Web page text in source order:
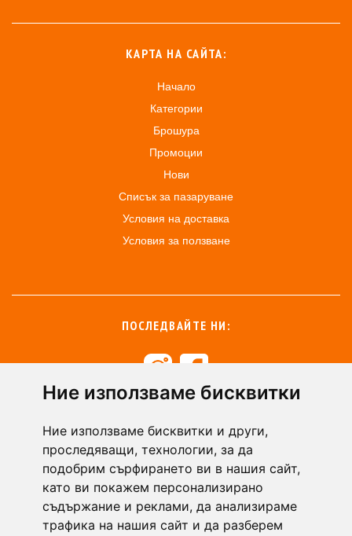
Ние използваме бисквитки
Ние използваме бисквитки и други,
проследяващи, технологии, за да
подобрим сърфирането ви в нашия сайт,
като ви покажем персонализирано
съдържание и реклами, да анализираме
трафика на нашия сайт и да разберем
КАРТА НА САЙТА:
Начало
Категории
Брошура
Промоции
Нови
Списък за пазаруване
Условия на доставка
Условия за ползване
ПОСЛЕДВАЙТЕ НИ:
+359 894 49 0144
support@zasiti.bg